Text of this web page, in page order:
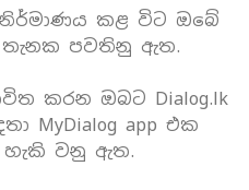
කළ විට ඔබේ
පවතිනු ඇත.
කරන ඔබට Dialog.lk
MyDialog app එක
හැකි වනු ඇත.